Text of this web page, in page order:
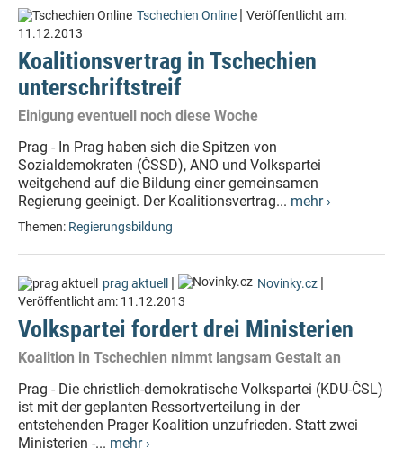
Tschechien Online | Veröffentlicht am:
11.12.2013
Koalitionsvertrag in Tschechien
unterschriftstreif
Einigung eventuell noch diese Woche
Prag - In Prag haben sich die Spitzen von
Sozialdemokraten (ČSSD), ANO und Volkspartei
weitgehend auf die Bildung einer gemeinsamen
Regierung geeinigt. Der Koalitionsvertrag... mehr ›
Themen: Regierungsbildung
prag aktuell | Novinky.cz |
Veröffentlicht am: 11.12.2013
Volkspartei fordert drei Ministerien
Koalition in Tschechien nimmt langsam Gestalt an
Prag - Die christlich-demokratische Volkspartei (KDU-ČSL)
ist mit der geplanten Ressortverteilung in der
entstehenden Prager Koalition unzufrieden. Statt zwei
Ministerien -... mehr ›